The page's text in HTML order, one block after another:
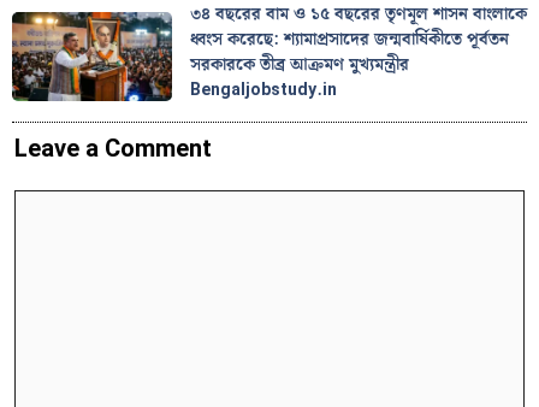
৩৪ বছরের বাম ও ১৫ বছরের তৃণমূল শাসন বাংলাকে
ধ্বংস করেছে: শ্যামাপ্রসাদের জন্মবার্ষিকীতে পূর্বতন
সরকারকে তীব্র আক্রমণ মুখ্যমন্ত্রীর
Bengaljobstudy.in
Leave a Comment